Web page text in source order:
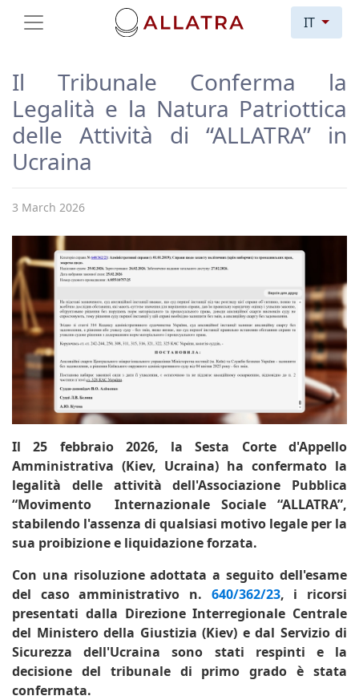
IT
Il Tribunale Conferma la
Legalità e la Natura Patriottica
delle Attività di “ALLATRA” in
Ucraina
3 March 2026
Il 25 febbraio 2026, la Sesta Corte d'Appello
Amministrativa (Kiev, Ucraina) ha confermato la
legalità delle attività dell'Associazione Pubblica
“Movimento Internazionale Sociale “ALLATRA”,
stabilendo l'assenza di qualsiasi motivo legale per la
sua proibizione e liquidazione forzata.
Con una risoluzione adottata a seguito dell'esame
del caso amministrativo n. 640/362/23, i ricorsi
presentati dalla Direzione Interregionale Centrale
del Ministero della Giustizia (Kiev) e dal Servizio di
Sicurezza dell'Ucraina sono stati respinti e la
decisione del tribunale di primo grado è stata
confermata.